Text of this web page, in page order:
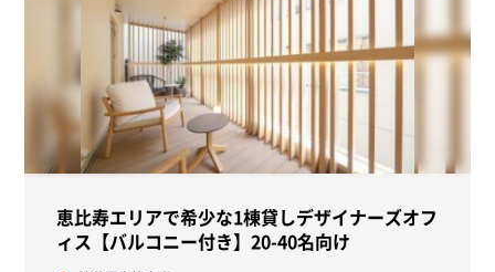
恵比寿エリアで希少な1棟貸しデザイナーズオフ
ィス【バルコニー付き】20-40名向け